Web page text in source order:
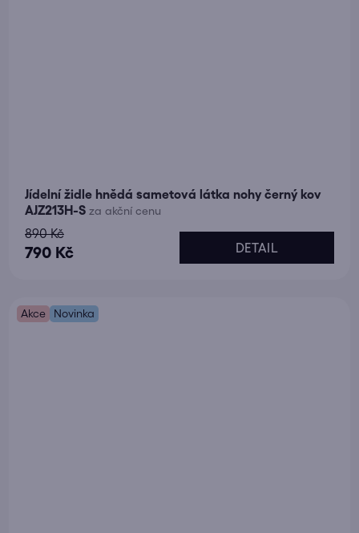
Jídelní židle hnědá sametová látka nohy černý kov
AJZ213H-S za akční cenu
790 Kč
890 Kč
DETAIL
Akce Novinka